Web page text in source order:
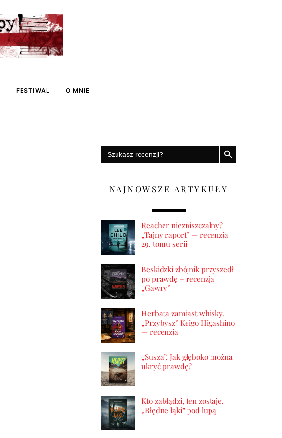
FESTIWAL O MNIE
Search
for:
PRZYCISK WYSZUKIWANIA
NAJNOWSZE ARTYKUŁY
Reacher niezniszczalny?
„Tajny raport” — recenzja
29. tomu serii
Beskidzki zbójnik przyszedł
po prawdę – recenzja
„Gawry”
Herbata zamiast whisky.
„Przybysz” Keigo Higashino
— recenzja
„Susza”. Jak głęboko można
ukryć prawdę?
Kto zabłądzi, ten zostaje.
„Błędne łąki” pod lupą